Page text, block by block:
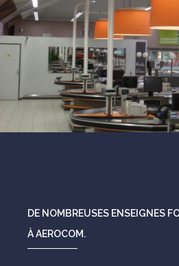
DE NOMBREUSES ENSEIGNES
À AEROCOM.